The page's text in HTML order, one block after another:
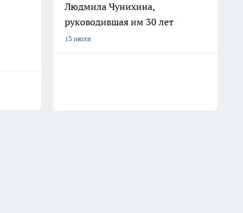
Людмила Чунихина,
руководившая им 30 лет
13 июля